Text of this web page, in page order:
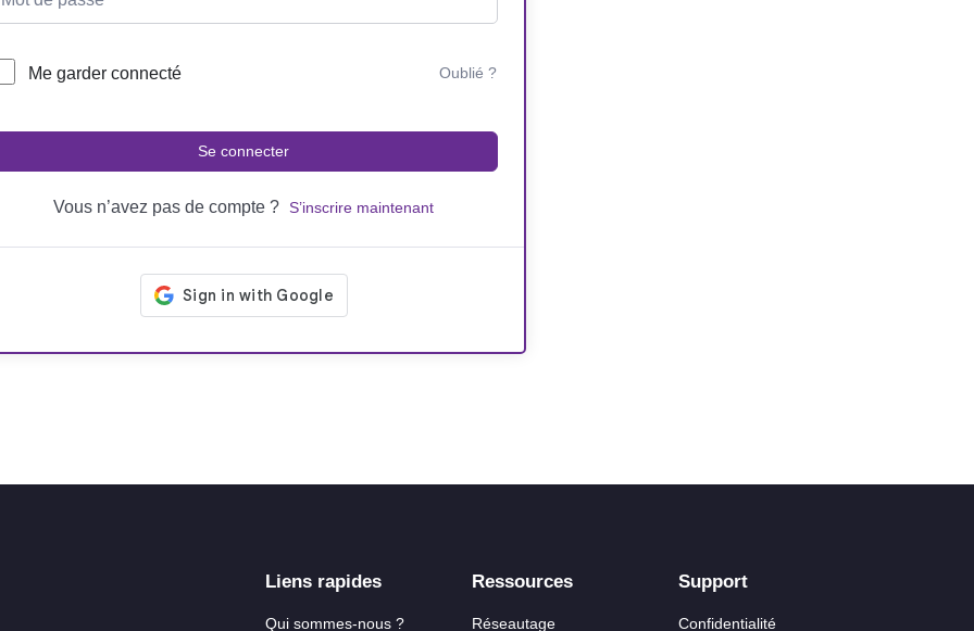
Me garder connecté Oublié ?
Se connecter
Vous n’avez pas de compte ? S’inscrire maintenant
Liens rapides
Qui sommes-nous ?
Ressources
Réseautage
Support
Confidentialité